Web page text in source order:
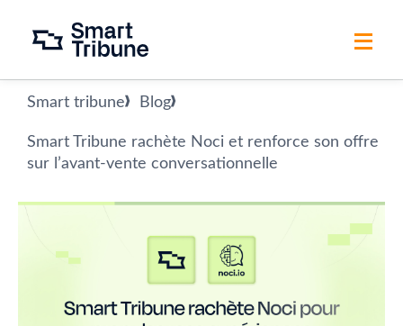
Smart tribune Blog
Smart Tribune rachète Noci et renforce son offre
sur l’avant-vente conversationnelle